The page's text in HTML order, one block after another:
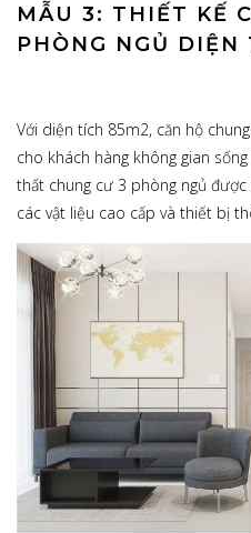
MẪU 3: THIẾT KẾ
PHÒNG NGỦ DIỆN
Với diện tích 85m2, căn hộ
cho khách hàng không gian
thất chung cư 3 phòng ngủ
các vật liệu cao cấp và thiết bị